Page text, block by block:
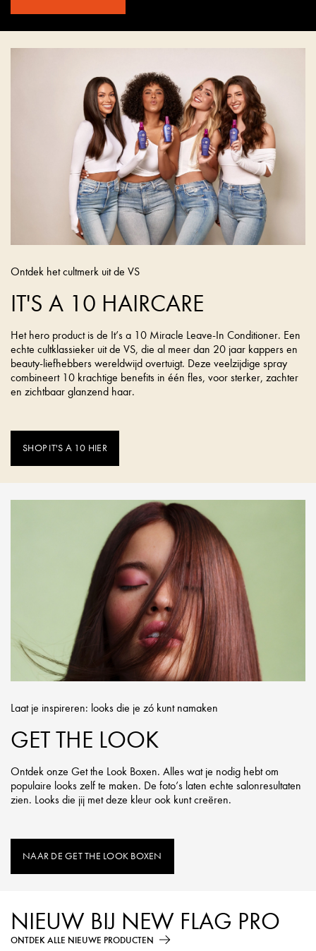
Ontdek het cultmerk uit de VS
IT'S A 10 HAIRCARE
Het hero product is de It’s a 10 Miracle Leave-In Conditioner. Een
echte cultklassieker uit de VS, die al meer dan 20 jaar kappers en
beauty-liefhebbers wereldwijd overtuigt. Deze veelzijdige spray
combineert 10 krachtige benefits in één fles, voor sterker, zachter
en zichtbaar glanzend haar.
SHOP IT'S A 10 HIER
Laat je inspireren: looks die je zó kunt namaken
GET THE LOOK
Ontdek onze Get the Look Boxen. Alles wat je nodig hebt om
populaire looks zelf te maken. De foto’s laten echte salonresultaten
zien. Looks die jij met deze kleur ook kunt creëren.
NAAR DE GET THE LOOK BOXEN
NIEUW BIJ NEW FLAG PRO
ONTDEK ALLE NIEUWE PRODUCTEN